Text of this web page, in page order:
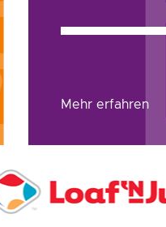
Mehr erfahren